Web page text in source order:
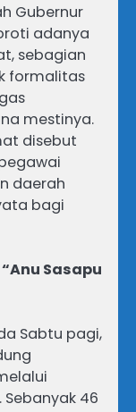
Gubernur
adanya
sebagian
formalitas
mestinya.
disebut
daerah
bagi
Sasapu
Sabtu pagi,
Sebanyak 46